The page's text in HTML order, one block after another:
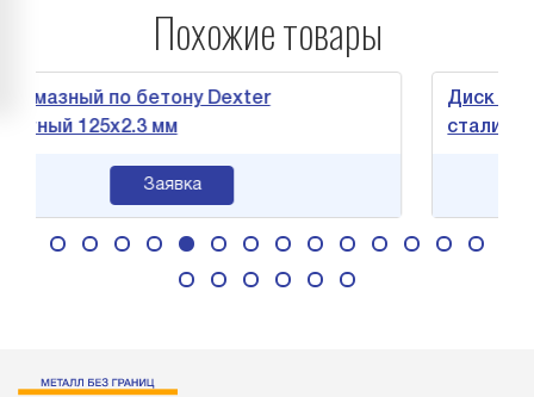
Похожие товары
по бетону Dexter
125х2.3 мм
Диск
стали